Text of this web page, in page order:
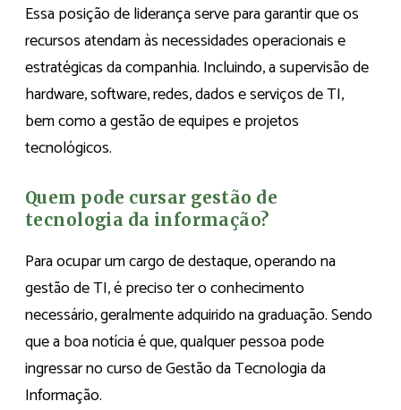
Essa posição de liderança serve para garantir que os
recursos atendam às necessidades operacionais e
estratégicas da companhia. Incluindo, a supervisão de
hardware, software, redes, dados e serviços de TI,
bem como a gestão de equipes e projetos
tecnológicos.
Quem pode cursar gestão de
tecnologia da informação?
Para ocupar um cargo de destaque, operando na
gestão de TI, é preciso ter o conhecimento
necessário, geralmente adquirido na graduação. Sendo
que a boa notícia é que, qualquer pessoa pode
ingressar no curso de Gestão da Tecnologia da
Informação.